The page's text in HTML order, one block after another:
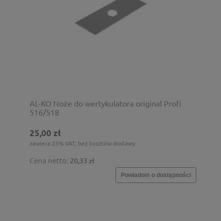
AL-KO Noże do wertykulatora original Profi
516/518
25,00 zł
zawiera 23% VAT, bez kosztów dostawy
Cena netto: 20,33 zł
Powiadom o dostępności